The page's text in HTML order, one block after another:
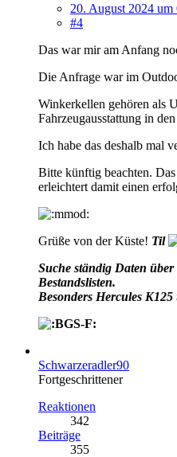
20. August 2024 um
#4
Das war mir am Anfang
Die Anfrage war im
Winkerkellen gehören als
Fahrzeugausstattung in
Ich habe das deshalb mal
Bitte künftig beachten.
erleichtert damit einen
Grüße von der Küste! Til
Suche ständig Daten über
Bestandslisten.
Besonders Hercules
Schwarzeradler90
Fortgeschrittener
Reaktionen
342
Beiträge
355